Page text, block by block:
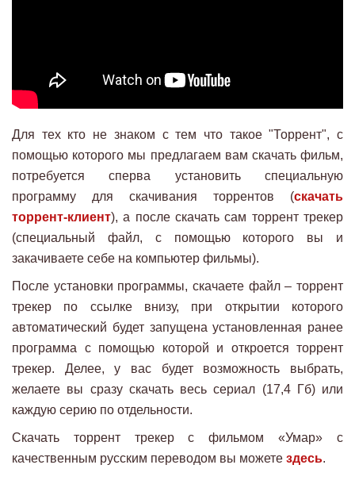
Для тех кто не знаком с тем что такое "Торрент", с
помощью которого мы предлагаем вам скачать фильм,
потребуется сперва установить специальную
программу для скачивания торрентов (скачать
торрент-клиент), а после скачать сам торрент трекер
(специальный файл, с помощью которого вы и
закачиваете себе на компьютер фильмы).
После установки программы, скачаете файл – торрент
трекер по ссылке внизу, при открытии которого
автоматический будет запущена установленная ранее
программа с помощью которой и откроется торрент
трекер. Делее, у вас будет возможность выбрать,
желаете вы сразу скачать весь сериал (17,4 Гб) или
каждую серию по отдельности.
Скачать торрент трекер с фильмом «Умар» с
качественным русским переводом вы можете здесь.